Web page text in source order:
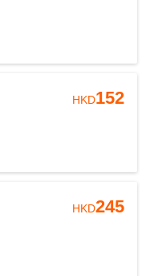
HKD152
HKD245